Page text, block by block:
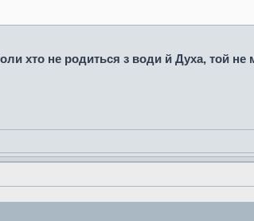
хто не родиться з води й Духа, той